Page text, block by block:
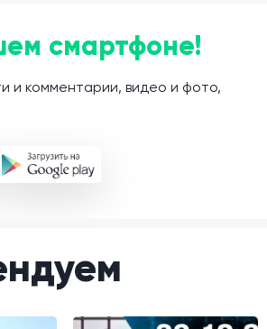
смартфоне!
и комментарии, видео и фото,